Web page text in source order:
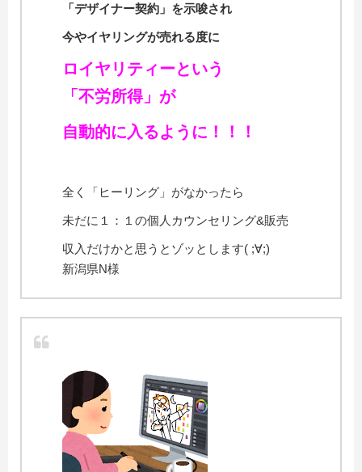
「デザイナー契約」を示唆され
今やイヤリングが売れる度に
ロイヤリティーという
「不労所得」が
自動的に入るように！！！
全く「ヒーリング」がなかったら
未だに１：１の個人カウンセリング&販売
収入だけかと思うとゾッとします( ;∀;)
新潟県N様